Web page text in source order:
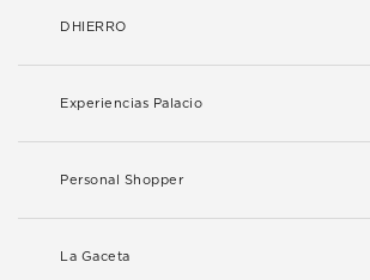
DHIERRO
Experiencias Palacio
Personal Shopper
La Gaceta